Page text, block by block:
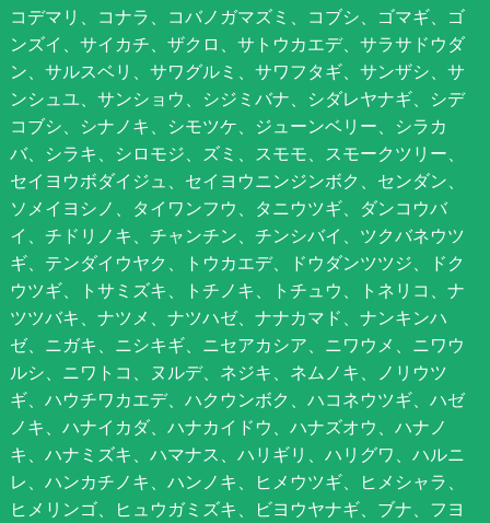
コデマリ、コナラ、コバノガマズミ、コブシ、ゴマギ、ゴ
ンズイ、サイカチ、ザクロ、サトウカエデ、サラサドウダ
ン、サルスベリ、サワグルミ、サワフタギ、サンザシ、サ
ンシュユ、サンショウ、シジミバナ、シダレヤナギ、シデ
コブシ、シナノキ、シモツケ、ジューンベリー、シラカ
バ、シラキ、シロモジ、ズミ、スモモ、スモークツリー、
セイヨウボダイジュ、セイヨウニンジンボク、センダン、
ソメイヨシノ、タイワンフウ、タニウツギ、ダンコウバ
イ、チドリノキ、チャンチン、チンシバイ、ツクバネウツ
ギ、テンダイウヤク、トウカエデ、ドウダンツツジ、ドク
ウツギ、トサミズキ、トチノキ、トチュウ、トネリコ、ナ
ツツバキ、ナツメ、ナツハゼ、ナナカマド、ナンキンハ
ゼ、ニガキ、ニシキギ、ニセアカシア、ニワウメ、ニワウ
ルシ、ニワトコ、ヌルデ、ネジキ、ネムノキ、ノリウツ
ギ、ハウチワカエデ、ハクウンボク、ハコネウツギ、ハゼ
ノキ、ハナイカダ、ハナカイドウ、ハナズオウ、ハナノ
キ、ハナミズキ、ハマナス、ハリギリ、ハリグワ、ハルニ
レ、ハンカチノキ、ハンノキ、ヒメウツギ、ヒメシャラ、
ヒメリンゴ、ヒュウガミズキ、ビヨウヤナギ、ブナ、フヨ